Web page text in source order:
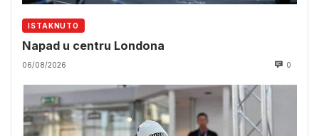
ISTAKNUTO
Napad u centru Londona
06/08/2026 0